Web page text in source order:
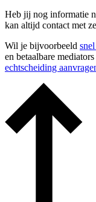
Heb jij nog informatie
kan altijd contact met
Wil je bijvoorbeeld
en betaalbare
echtscheiding